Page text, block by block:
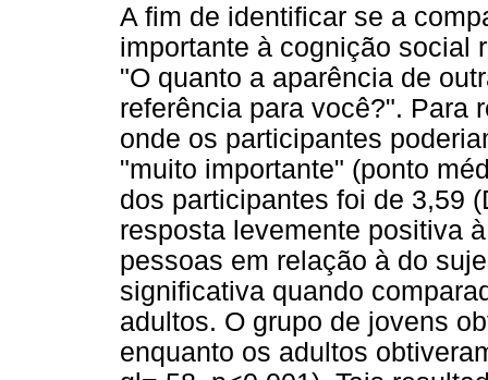
A fim de identificar se a
importante à cognição social
"O quanto a aparência de
referência para você?". Para
onde os participantes
"muito importante" (ponto
dos participantes foi de 3,59
resposta levemente positiva
pessoas em relação à do
significativa quando
adultos. O grupo de jovens
enquanto os adultos